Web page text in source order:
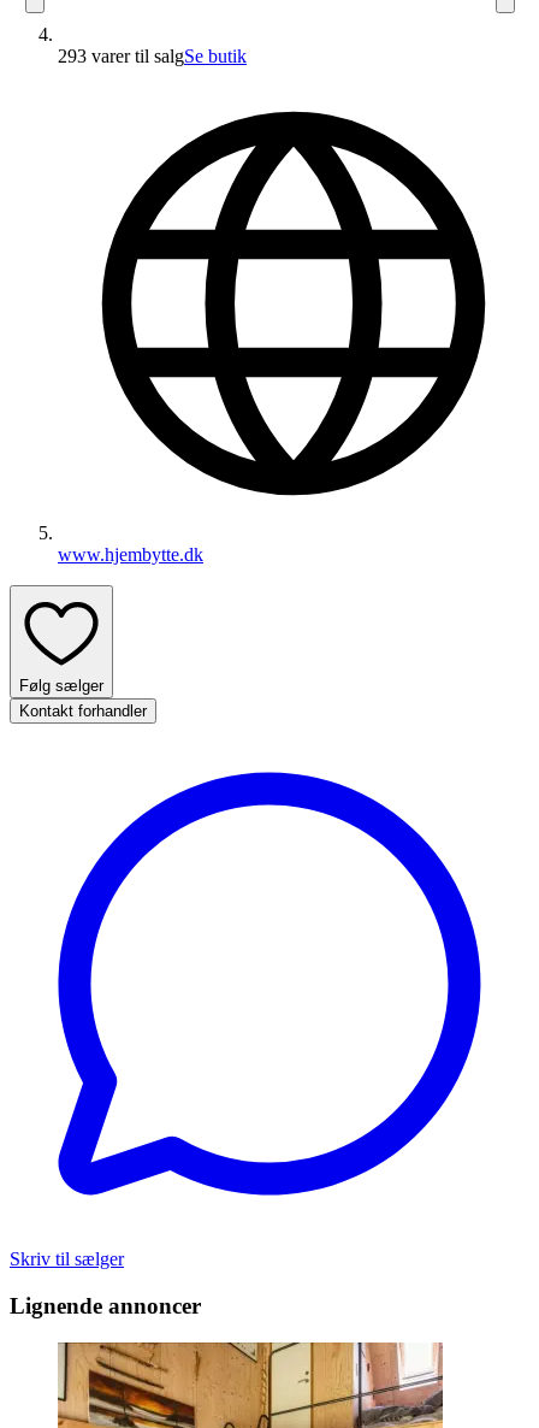
293 varertil salgSe butik
www.hjembytte.dk
Følg sælger
Kontakt forhandler
Skriv til sælger
Lignende annoncer